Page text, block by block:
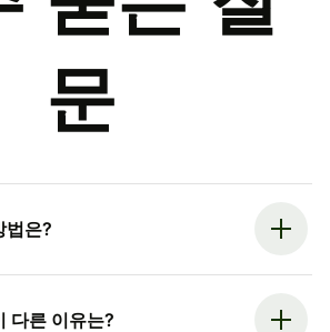
문
법은?
다른 이유는?